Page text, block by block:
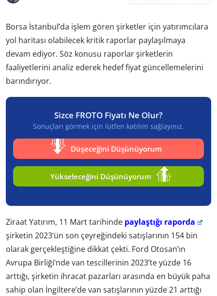
Borsa İstanbul’da işlem gören şirketler için yatırımcılara
yol haritası olabilecek kritik raporlar paylaşılmaya
devam ediyor. Söz konusu raporlar şirketlerin
faaliyetlerini analiz ederek hedef fiyat güncellemelerini
barındırıyor.
Sizce FROTO Fiyatı Ne Olur?
Sonuçları görmek için lütfen katılım sağlayınız.
Düşeceğini Düşünüyorum
Yükseleceğini Düşünüyorum
Ziraat Yatırım, 11 Mart tarihinde paylaştığı raporda
şirketin 2023’ün son çeyreğindeki satışlarının 154 bin
olarak gerçekleştiğine dikkat çekti. Ford Otosan’ın
Avrupa Birliği’nde van tescillerinin 2023’te yüzde 16
arttığı, şirketin ihracat pazarları arasında en büyük paha
sahip olan İngiltere’de van satışlarının yüzde 21 arttığı